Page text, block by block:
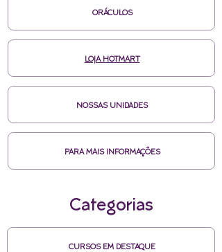
ORÁCULOS
LOJA HOTMART
NOSSAS UNIDADES
PARA MAIS INFORMAÇÕES
Categorias
CURSOS EM DESTAQUE